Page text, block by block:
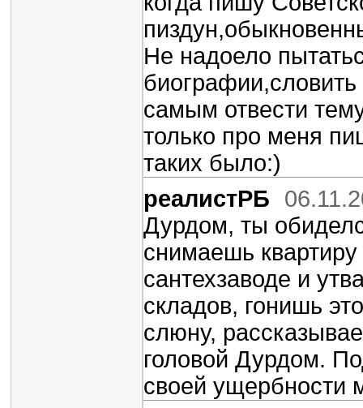
Не надоело
биографии,словить
самым отвести
только про меня
таких было:)
реалистРБ
Дурдом, ты
снимаешь
сантехзаводе и
складов, гонишь
слюну,
головой Дурдом.
своей ущербности